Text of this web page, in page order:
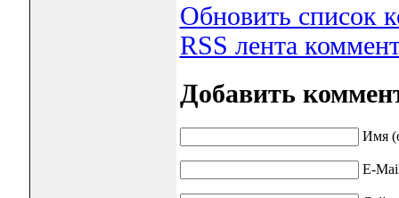
Обновить список
RSS лента
Добавить
Имя
E-